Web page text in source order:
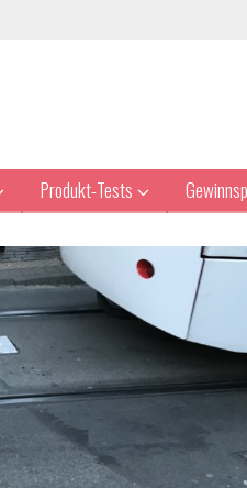
Produkt-Tests